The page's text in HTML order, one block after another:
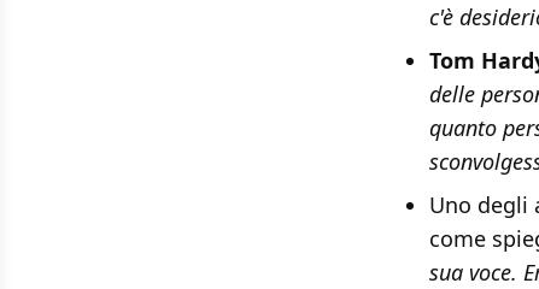
c'è
Tom
delle
quanto
Uno degli
come
sua voce.